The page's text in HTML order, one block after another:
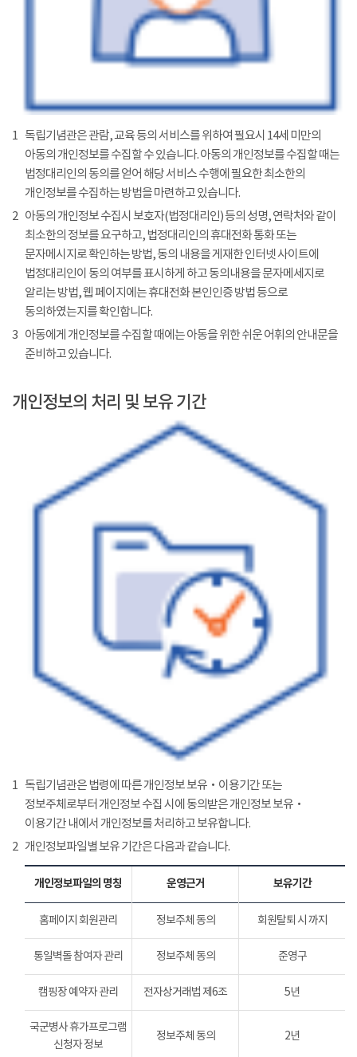
1 독립기념관은 관람, 교육 등의 서비스를 위하여 필요시 14세 미만의
아동의 개인정보를 수집할 수 있습니다. 아동의 개인정보를 수집할 때는
법정대리인의 동의를 얻어 해당 서비스 수행에 필요한 최소한의
개인정보를 수집하는 방법을 마련하고 있습니다.
2 아동의 개인정보 수집시 보호자(법정대리인) 등의 성명, 연락처와 같이
최소한의 정보를 요구하고, 법정대리인의 휴대전화 통화 또는
문자메시지로 확인하는 방법, 동의 내용을 게재한 인터넷 사이트에
법정대리인이 동의 여부를 표시하게 하고 동의내용을 문자메세지로
알리는 방법, 웹 페이지에는 휴대전화 본인인증 방법 등으로
동의하였는지를 확인합니다.
3 아동에게 개인정보를 수집할 때에는 아동을 위한 쉬운 어휘의 안내문을
준비하고 있습니다.
개인정보의 처리 및 보유 기간
1 독립기념관은 법령에 따른 개인정보 보유‧이용기간 또는
정보주체로부터 개인정보 수집 시에 동의받은 개인정보 보유‧
이용기간 내에서 개인정보를 처리하고 보유합니다.
2 개인정보파일별 보유 기간은 다음과 같습니다.
개인정보파일의 명칭 운영근거 보유기간
홈페이지 회원관리 정보주체 동의 회원탈퇴 시 까지
통일벽돌 참여자 관리 정보주체 동의 준영구
캠핑장 예약자 관리 전자상거래법 제6조 5년
국군병사 휴가프로그램
신청자 정보
정보주체 동의 2년